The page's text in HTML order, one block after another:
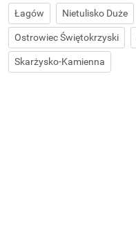
Łagów Nietulisko Duże
Ostrowiec Świętokrzyski
Skarżysko-Kamienna